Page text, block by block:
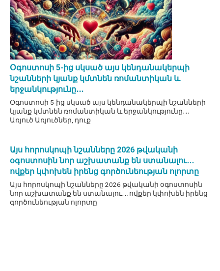
Օգոստոսի 5-ից սկսած այս կենդանակերպի
նշանների կյանք կմտնեն ռոմանտիկան և
երջանկությունը․․․
Օգոստոսի 5-ից սկսած այս կենդանակերպի նշանների
կյանք կմտնեն ռոմանտիկան և երջանկությունը․․․
Առյուծ Առյուծներ, դուք
Այս հորոսկոպի նշանները 2026 թվականի
օգոստոսին նոր աշխատանք են ստանալու․․․
ովքեր կփոխեն իրենց գործունեության ոլորտը
Այս հորոսկոպի նշանները 2026 թվականի օգոստոսին
նոր աշխատանք են ստանալու․․․ովքեր կփոխեն իրենց
գործունեության ոլորտը